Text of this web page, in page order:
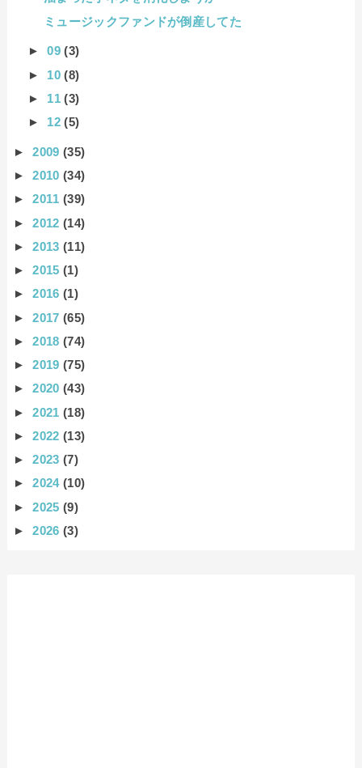
ミュージックファンドが倒産してた
►09(3)
► 10(8)
► 11(3)
► 12(5)
►2009(35)
►2010(34)
►2011(39)
►2012(14)
►2013(11)
►2015(1)
►2016(1)
►2017(65)
►2018(74)
►2019(75)
►2020(43)
►2021(18)
►2022(13)
►2023(7)
►2024(10)
►2025(9)
►2026(3)